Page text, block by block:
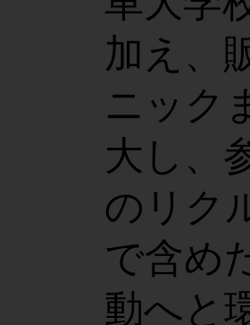
加え、
ニック
大し、
のリク
で含め
動へと